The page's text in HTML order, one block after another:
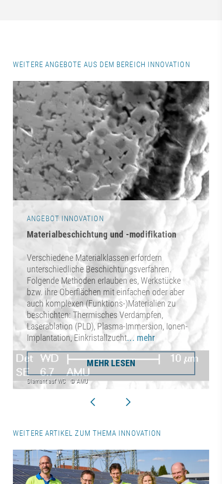
WEITERE ANGEBOTE AUS DEM BEREICH INNOVATION
ANGEBOT INNOVATION
Materialbeschichtung und -modifikation
Verschiedene Materialklassen erfordern
unterschiedliche Beschichtungsverfahren.
Folgende Methoden erlauben es, Werkstücke
bzw. ihre Oberflächen mit einfachen oder aber
auch komplexen (Funktions-)Materialien zu
beschichten: Thermisches Verdampfen,
Laserablation (PLD), Plasma-Immersion, Ionen-
Implantation, Einkristallzucht... mehr
MEHR LESEN
WEITERE ARTIKEL ZUM THEMA INNOVATION